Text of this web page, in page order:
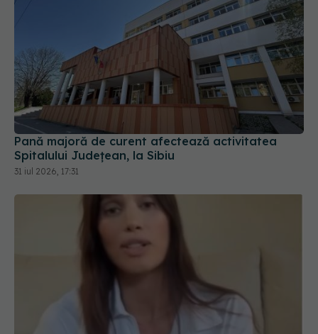
Pană majoră de curent afectează activitatea
Spitalului Județean, la Sibiu
31 iul 2026, 17:31
Alina Pușcău dezvăluie diagnosticul care i-a
schimbat viața: Am cancer la sân. Am intrat în